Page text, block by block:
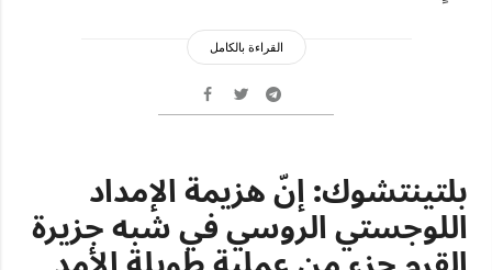
القراءة بالكامل
بلتينتشوك: إنّ هزيمة الإمداد
اللوجستي الروسي في شبه جزيرة